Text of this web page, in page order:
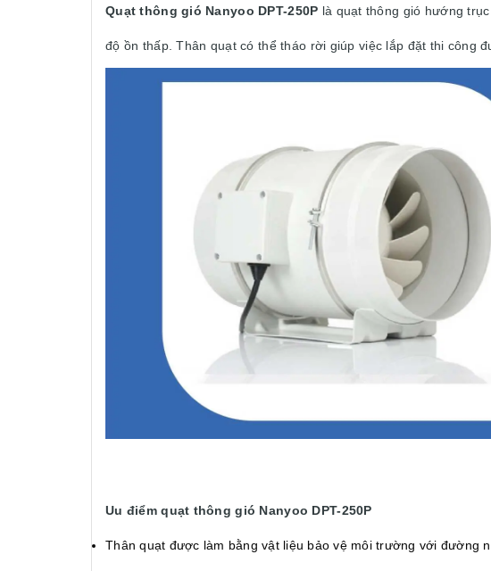
Quạt thông gió Nanyoo DPT-250P là quạt thông gió hướng
độ ồn thấp. Thân quạt có thể tháo rời giúp việc lắp đặt thi công
Uu điểm quạt thông gió Nanyoo DPT-250P
Thân quạt được làm bằng vật liệu bảo vệ môi trường với đường